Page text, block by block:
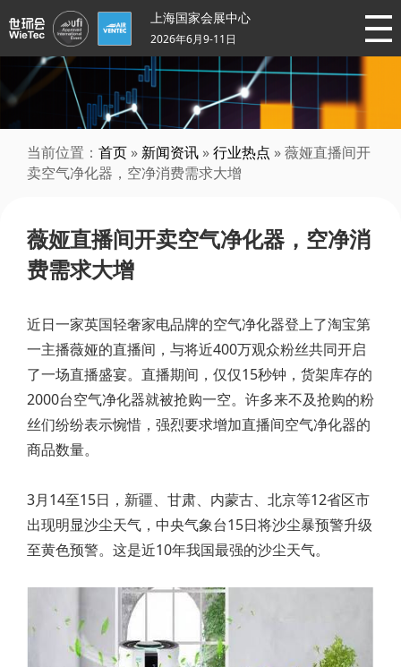
上海国家会展中心
2026年6月9-11日
当前位置： 首页 » 新闻资讯 »行业热点 » 薇娅直播间开
卖空气净化器，空净消费需求大增
薇娅直播间开卖空气净化器，空净消
费需求大增
近日一家英国轻奢家电品牌的空气净化器登上了淘宝第
一主播薇娅的直播间，与将近400万观众粉丝共同开启
了一场直播盛宴。直播期间，仅仅15秒钟，货架库存的
2000台空气净化器就被抢购一空。许多来不及抢购的粉
丝们纷纷表示惋惜，强烈要求增加直播间空气净化器的
商品数量。
3月14至15日，新疆、甘肃、内蒙古、北京等12省区市
出现明显沙尘天气，中央气象台15日将沙尘暴预警升级
至黄色预警。这是近10年我国最强的沙尘天气。